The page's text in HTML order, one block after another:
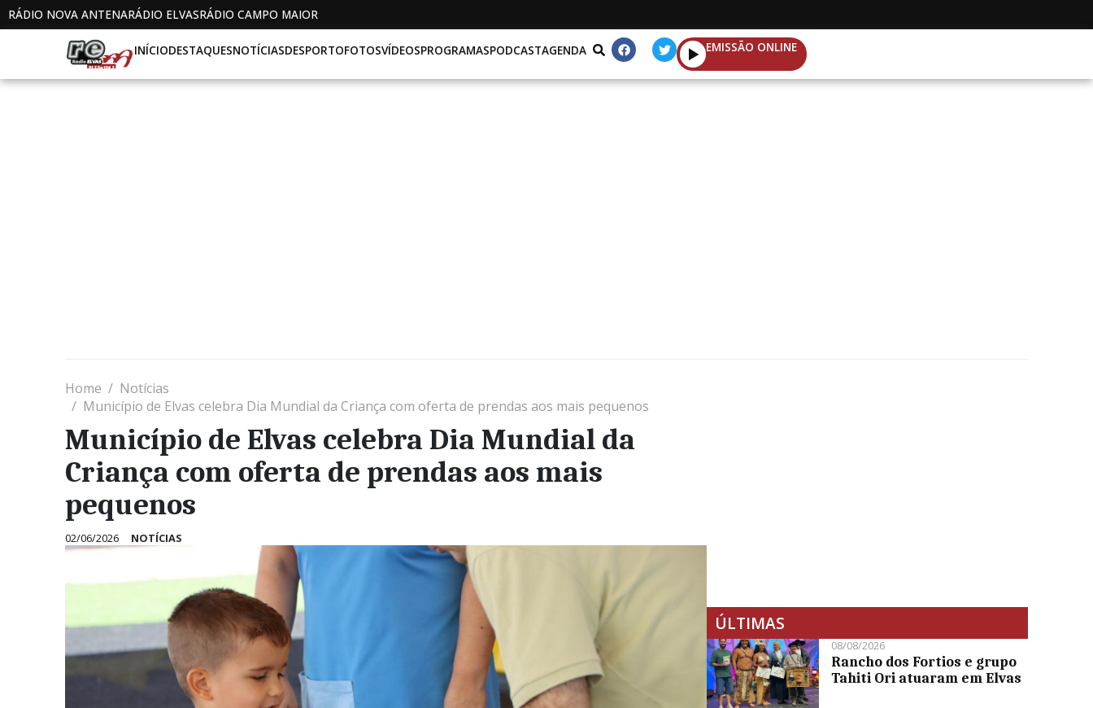
RÁDIO NOVA ANTENARÁDIO ELVASRÁDIO CAMPO MAIOR
INÍCIODESTAQUESNOTÍCIASDESPORTOFOTOSVÍDEOSPROGRAMASPODCASTAGENDA EMISSÃO ONLINE
Home
Notícias
Município de Elvas celebra Dia Mundial da Criança com oferta de prendas aos mais pequenos
Município de Elvas celebra Dia Mundial da
Criança com oferta de prendas aos mais
pequenos
02/06/2026 NOTÍCIAS
ÚLTIMAS
08/08/2026
Rancho dos Fortios e grupo
Tahiti Ori atuaram em Elvas